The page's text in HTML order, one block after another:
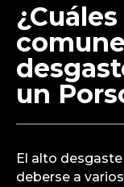
un
El alto
deberse a